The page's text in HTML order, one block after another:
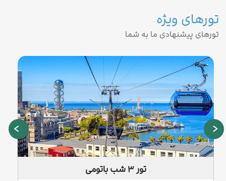
تورهای ویژه
تورهای پیشنهادی ما به شما
تور ۳ شب باتومی
‹
›